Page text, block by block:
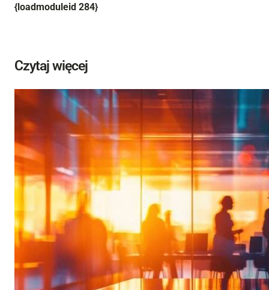
{loadmoduleid 284}
Czytaj więcej